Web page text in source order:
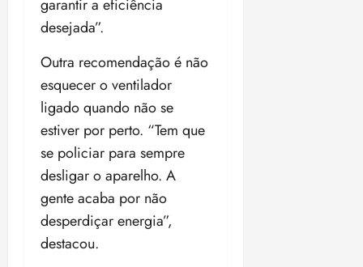
garantir a eficiência
desejada”.
Outra recomendação é não
esquecer o ventilador
ligado quando não se
estiver por perto. “Tem que
se policiar para sempre
desligar o aparelho. A
gente acaba por não
desperdiçar energia”,
destacou.